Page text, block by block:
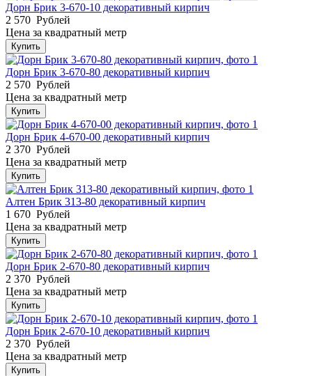
Дорн Брик 3-670-10 декоративный кирпич
2 570 Рублей
Цена за квадратный метр
Купить
Дорн Брик 3-670-80 декоративный кирпич
2 570 Рублей
Цена за квадратный метр
Купить
Дорн Брик 4-670-00 декоративный кирпич
2 370 Рублей
Цена за квадратный метр
Купить
Алтен Брик 313-80 декоративный кирпич
1 670 Рублей
Цена за квадратный метр
Купить
Дорн Брик 2-670-80 декоративный кирпич
2 370 Рублей
Цена за квадратный метр
Купить
Дорн Брик 2-670-10 декоративный кирпич
2 370 Рублей
Цена за квадратный метр
Купить